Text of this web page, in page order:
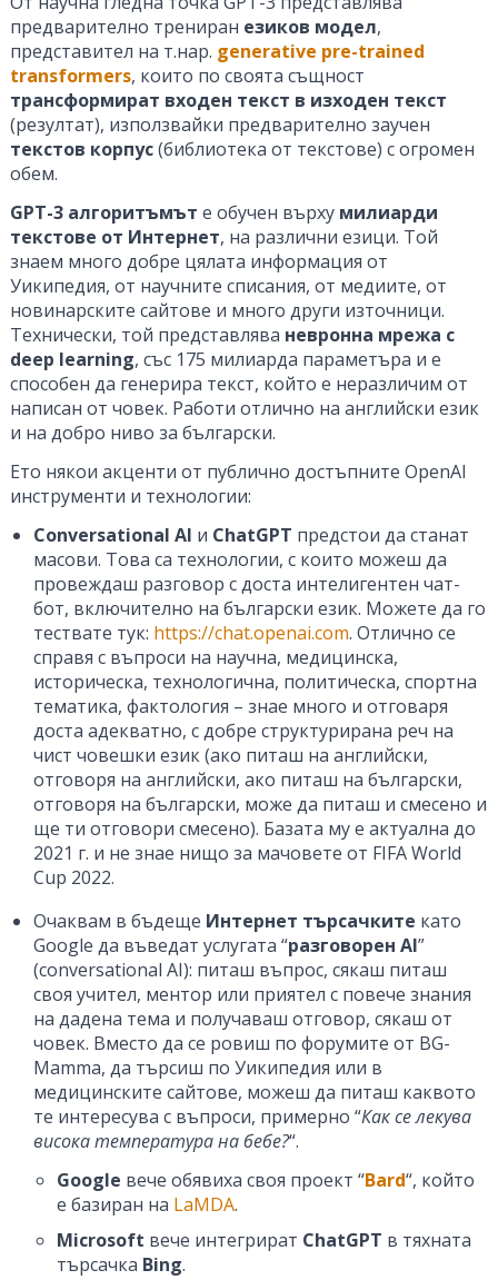
предварително трениран езиков модел,
представител на т.нар. generative pre-trained
transformers, които по своята същност
трансформират входен текст в изходен текст
(резултат), използвайки предварително заучен
текстов корпус(библиотека от текстове) с огромен
обем.
GPT-3 алгоритъмът е обучен върху милиарди
текстове от Интернет, на различни езици. Той
знаем много добре цялата информация от
Уикипедия, от научните списания, от медиите, от
новинарските сайтове и много други източници.
Технически, той представлява невронна мрежа с
deep learning, със 175 милиарда параметъра и е
способен да генерира текст, който е неразличим от
написан от човек. Работи отлично на английски език
и на добро ниво за български.
Ето някои акценти от публично достъпните OpenAI
инструменти и технологии:
Conversational AI и ChatGPT предстои да станат
масови. Това са технологии, с които можеш да
провеждаш разговор с доста интелигентен чат-
бот, включително на български език. Можете да го
тествате тук: https://chat.openai.com. Отлично се
справя с въпроси на научна, медицинска,
историческа, технологична, политическа, спортна
тематика, фактология – знае много и отговаря
доста адекватно, с добре структурирана реч на
чист човешки език (ако питаш на английски,
отговоря на английски, ако питаш на български,
отговоря на български, може да питаш и смесено и
ще ти отговори смесено). Базата му е актуална до
2021 г. и не знае нищо за мачовете от FIFA World
Cup 2022.
Очаквам в бъдеще Интернет търсачките като
Google да въведат услугата “разговорен AI”
(conversational AI): питаш въпрос, сякаш питаш
своя учител, ментор или приятел с повече знания
на дадена тема и получаваш отговор, сякаш от
човек. Вместо да се ровиш по форумите от BG-
Mamma, да търсиш по Уикипедия или в
медицинските сайтове, можеш да питаш каквото
те интересува с въпроси, примерно “Как се лекува
висока температура на бебе?“.
Google вече обявиха своя проект “Bard“, който
е базиран на LaMDA.
Microsoft вече интегрират ChatGPT в тяхната
търсачка Bing.